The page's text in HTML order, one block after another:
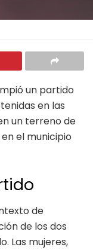
un partido
en las
un terreno de
el municipio
de
de los dos
Las mujeres,